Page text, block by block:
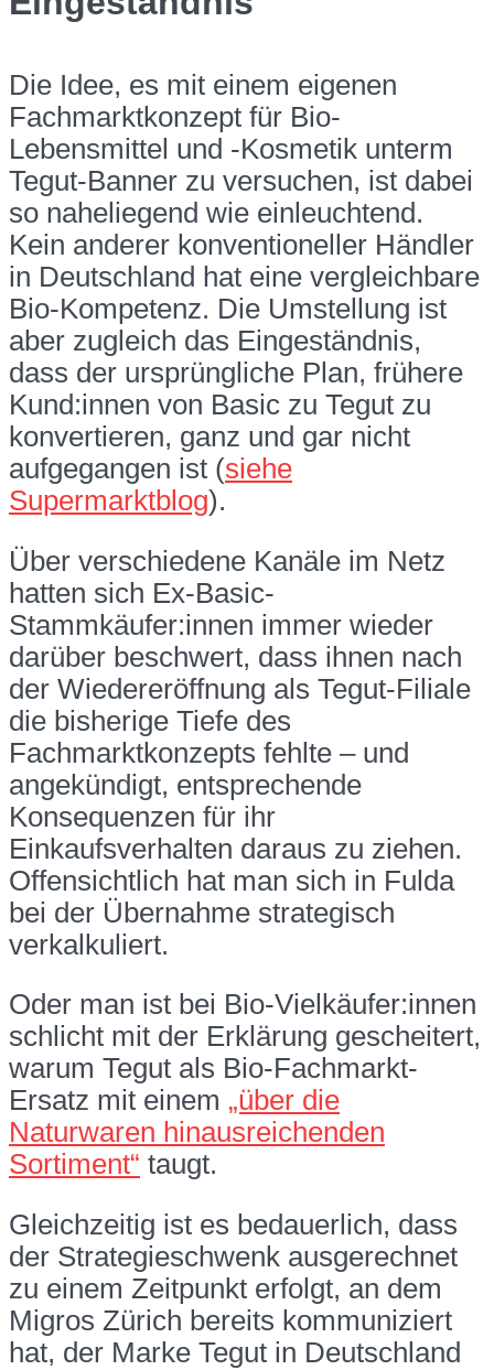
Die Idee, es mit einem eigenen
Fachmarktkonzept für Bio-
Lebensmittel und -Kosmetik unterm
Tegut-Banner zu versuchen, ist dabei
so naheliegend wie einleuchtend.
Kein anderer konventioneller Händler
in Deutschland hat eine vergleichbare
Bio-Kompetenz. Die Umstellung ist
aber zugleich das Eingeständnis,
dass der ursprüngliche Plan, frühere
Kund:innen von Basic zu Tegut zu
konvertieren, ganz und gar nicht
aufgegangen ist (siehe
Supermarktblog).
Über verschiedene Kanäle im Netz
hatten sich Ex-Basic-
Stammkäufer:innen immer wieder
darüber beschwert, dass ihnen nach
der Wiedereröffnung als Tegut-Filiale
die bisherige Tiefe des
Fachmarktkonzepts fehlte – und
angekündigt, entsprechende
Konsequenzen für ihr
Einkaufsverhalten daraus zu ziehen.
Offensichtlich hat man sich in Fulda
bei der Übernahme strategisch
verkalkuliert.
Oder man ist bei Bio-Vielkäufer:innen
schlicht mit der Erklärung gescheitert,
warum Tegut als Bio-Fachmarkt-
Ersatz mit einem „über die
Naturwaren hinausreichenden
Sortiment“ taugt.
Gleichzeitig ist es bedauerlich, dass
der Strategieschwenk ausgerechnet
zu einem Zeitpunkt erfolgt, an dem
Migros Zürich bereits kommuniziert
hat, der Marke Tegut in Deutschland